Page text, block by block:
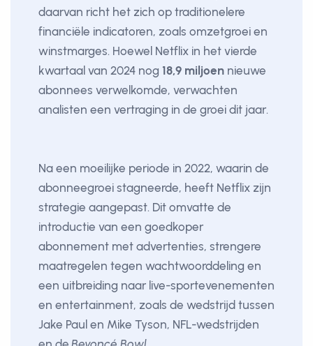
daarvan richt het zich op traditionelere
financiële indicatoren, zoals omzetgroei en
winstmarges. Hoewel Netflix in het vierde
kwartaal van 2024 nog 18,9 miljoen nieuwe
abonnees verwelkomde, verwachten
analisten een vertraging in de groei dit jaar.
Na een moeilijke periode in 2022, waarin de
abonneegroei stagneerde, heeft Netflix zijn
strategie aangepast. Dit omvatte de
introductie van een goedkoper
abonnement met advertenties, strengere
maatregelen tegen wachtwoorddeling en
een uitbreiding naar live-sportevenementen
en entertainment, zoals de wedstrijd tussen
Jake Paul en Mike Tyson, NFL-wedstrijden